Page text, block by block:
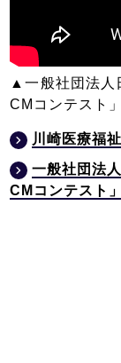
▲一般社団法人
CMコンテスト
川崎医療福
一般社団法
CMコンテスト